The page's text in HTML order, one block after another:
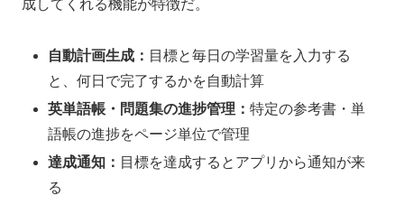
成してくれる機能が特徴だ。
自動計画生成： 目標と毎日の学習量を入力する
と、何日で完了するかを自動計算
英単語帳・問題集の進捗管理：特定の参考書・単
語帳の進捗をページ単位で管理
達成通知： 目標を達成するとアプリから通知が来
る